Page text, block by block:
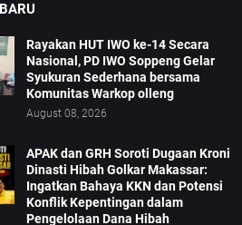
Rayakan HUT IWO ke-14 Secara
Nasional, PD IWO Soppeng Gelar
Syukuran Sederhana bersama
Komunitas Warkop olleng
August 08, 2026
APAK dan GRH Soroti Dugaan Kroni
Dinasti Hibah Golkar Makassar:
Ingatkan Bahaya KKN dan Potensi
Konflik Kepentingan dalam
Pengelolaan Dana Hibah